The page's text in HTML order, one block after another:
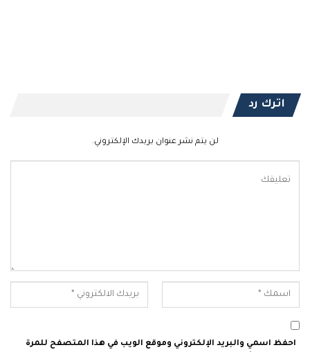
اترك رد
لن يتم نشر عنوان بريدك الإلكتروني.
احفظ اسمي والبريد الإلكتروني وموقع الويب في هذا المتصفح للمرة